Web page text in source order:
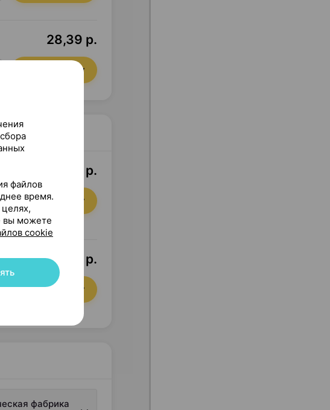
28,39 р.
В корзину
11,23 — 14,88 р.
В корзину
— 29,92 р.
В корзину
фабрика
файлов
время.
вы можете
cookie